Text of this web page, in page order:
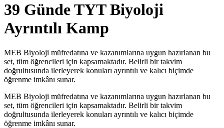
39 Günde TYT Biyoloji
Ayrıntılı Kamp
MEB Biyoloji müfredatına ve kazanımlarına uygun hazırlanan bu
set, tüm öğrencileri için kapsamaktadır. Belirli bir takvim
doğrultusunda ilerleyerek konuları ayrıntılı ve kalıcı biçimde
öğrenme imkânı sunar.
MEB Biyoloji müfredatına ve kazanımlarına uygun hazırlanan bu
set, tüm öğrencileri için kapsamaktadır. Belirli bir takvim
doğrultusunda ilerleyerek konuları ayrıntılı ve kalıcı biçimde
öğrenme imkânı sunar.